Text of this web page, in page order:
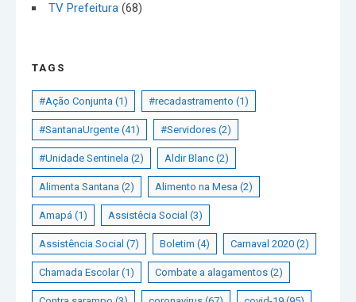
TV Prefeitura (68)
TAGS
#Ação Conjunta (1) #recadastramento (1)
#SantanaUrgente (41) #Servidores (2)
#Unidade Sentinela (2) Aldir Blanc (2)
Alimenta Santana (2) Alimento na Mesa (2)
Amapá (1) Assistêcia Social (3)
Assistência Social (7) Boletim (4) Carnaval 2020 (2)
Chamada Escolar(1) Combate a alagamentos (2)